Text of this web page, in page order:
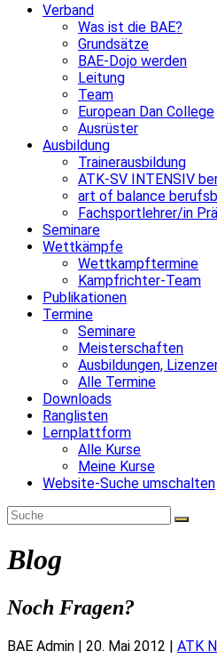
Verband
Was ist die BAE?
Grundsätze
BAE-Dojo werden
Leitung
Team
European Dan College
Ausrüster
Ausbildung
Trainerausbildung
ATK-SV INTENSIV
art of balance
Fachsportlehrer/in
Seminare
Wettkämpfe
Wettkampftermine
Kampfrichter-Team
Publikationen
Termine
Seminare
Meisterschaften
Ausbildungen,
Alle Termine
Downloads
Ranglisten
Lernplattform
Alle Kurse
Meine Kurse
Website-Suche umschalten
Blog
Noch Fragen?
BAE Admin | 20. Mai 2012 | ATK